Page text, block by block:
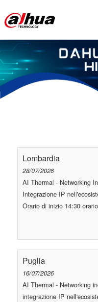
Lombardia
28/07/2026
AI Thermal - Networking
Integrazione IP
Orario di inizio 14:30
Puglia
16/07/2026
AI Thermal - Networking
integrazione IP